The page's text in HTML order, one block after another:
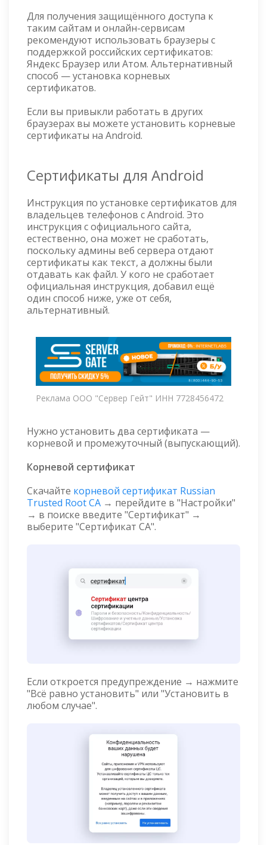
Для получения защищённого доступа к
таким сайтам и онлайн-сервисам
рекомендуют использовать браузеры с
поддержкой российских сертификатов:
Яндекс Браузер или Атом. Альтернативный
способ — установка корневых
сертификатов.
Если вы привыкли работать в других
браузерах вы можете установить корневые
сертификаты на Android.
Сертификаты для Android
Инструкция по установке сертификатов для
владельцев телефонов с Android. Это
инструкция с официального сайта,
естественно, она может не сработать,
поскольку админы веб сервера отдают
сертификаты как текст, а должны были
отдавать как файл. У кого не сработает
официальная инструкция, добавил ещё
один способ ниже, уже от себя,
альтернативный.
Реклама ООО "Сервер Гейт" ИНН 7728456472
Нужно установить два сертификата —
корневой и промежуточный (выпускающий).
Корневой сертификат
Скачайте корневой сертификат Russian
Trusted Root CA → перейдите в "Настройки"
→ в поиске введите "Сертификат" →
выберите "Сертификат CA".
Если откроется предупреждение → нажмите
"Всё равно установить" или "Установить в
любом случае".